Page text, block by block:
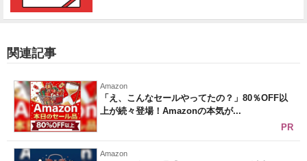
関連記事
Amazon
「え、こんなセールやってたの？」80％OFF以
上が続々登場！Amazonの本気が...
PR
Amazon